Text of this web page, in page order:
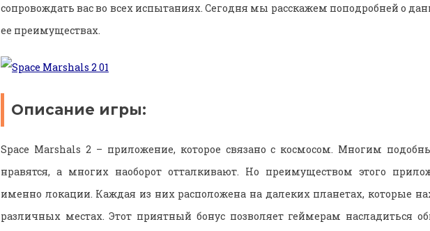
сопровождать вас во всех испытаниях. Сегодня мы расскажем поподробней о
ее преимуществах.
Описание игры:
Space Marshals 2 – приложение, которое связано с космосом. Многим
нравятся, а многих наоборот отталкивают. Но преимуществом этого
именно локации. Каждая из них расположена на далеких планетах, которые
различных местах. Этот приятный бонус позволяет геймерам насладиться